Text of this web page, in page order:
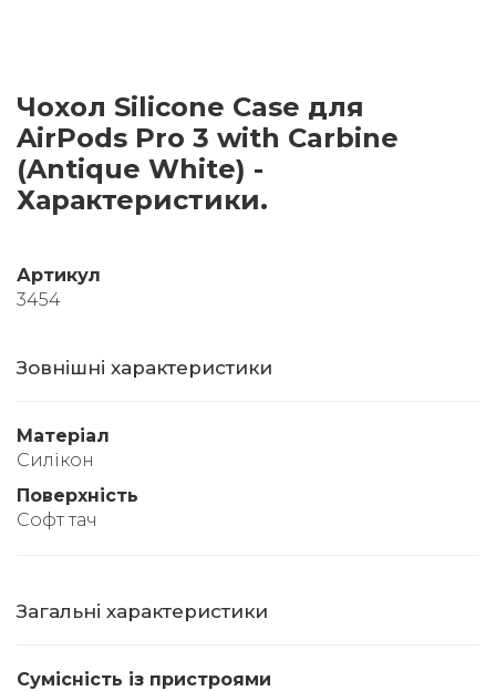
Чохол Silicone Case для
AirPods Pro 3 with Carbine
(Antique White) -
Характеристики.
Артикул
3454
Зовнішні характеристики
Матеріал
Силікон
Поверхність
Софт тач
Загальні характеристики
Сумісність із пристроями